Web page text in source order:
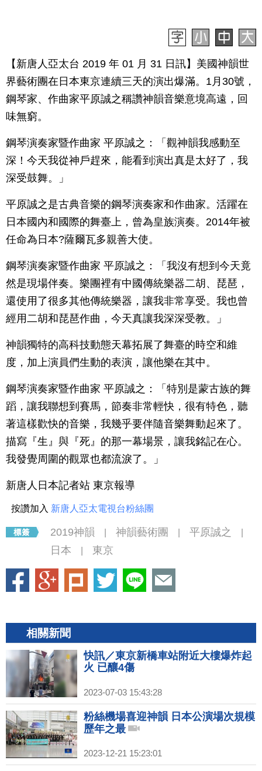
【新唐人亞太台 2019 年 01 月 31 日訊】美國神韻世
界藝術團在日本東京連續三天的演出爆滿。1月30號，
鋼琴家、作曲家平原誠之稱讚神韻音樂意境高遠，回
味無窮。
鋼琴演奏家暨作曲家 平原誠之：「觀神韻我感動至
深！今天我從神戶趕來，能看到演出真是太好了，我
深受鼓舞。」
平原誠之是古典音樂的鋼琴演奏家和作曲家。活躍在
日本國內和國際的舞臺上，曾為皇族演奏。2014年被
任命為日本?薩爾瓦多親善大使。
鋼琴演奏家暨作曲家 平原誠之：「我沒有想到今天竟
然是現場伴奏。樂團裡有中國傳統樂器二胡、琵琶，
還使用了很多其他傳統樂器，讓我非常享受。我也曾
經用二胡和琵琶作曲，今天真讓我深深受教。」
神韻獨特的高科技動態天幕拓展了舞臺的時空和維
度，加上演員們生動的表演，讓他樂在其中。
鋼琴演奏家暨作曲家 平原誠之：「特別是蒙古族的舞
蹈，讓我聯想到賽馬，節奏非常輕快，很有特色，聽
著這樣歡快的音樂，我幾乎要伴隨音樂舞動起來了。
描寫『生』與『死』的那一幕場景，讓我銘記在心。
我發覺周圍的觀眾也都流淚了。」
新唐人日本記者站 東京報導
按讚加入 新唐人亞太電視台粉絲團
2019神韻 神韻藝術團 平原誠之
日本 東京
相關新聞
快訊／東京新橋車站附近大樓爆炸起
火 已釀4傷
2023-07-03 15:43:28
粉絲機場喜迎神韻 日本公演場次規模
歷年之最
2023-12-21 15:23:01